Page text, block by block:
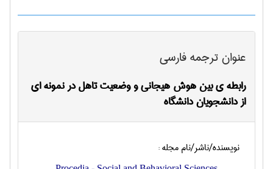
عنوان ترجمه فارسی
رابطه ی بین هوش هیجانی و وضعیت تاهل در نمونه ای
از دانشجویان دانشگاه
نویسنده/ناشر/نام مجله :